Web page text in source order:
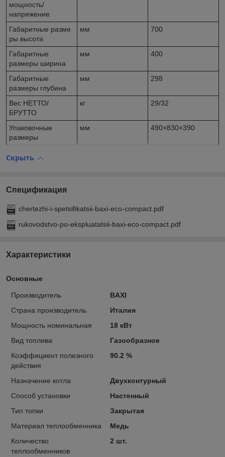
мощность/
напряжение
Габаритные разме
ры высота
мм 700
Габаритные
размеры ширина
мм 400
Габаритные
размеры глубина
мм 298
Вес НЕТТО/
БРУТТО
кг 29/32
Упаковочные
размеры
мм 490×830×390
Скрыть
Спецификация
chertezhi-i-spetsifikatsii-baxi-eco-compact.pdf
rukovodstvo-po-ekspluatatsii-baxi-eco-compact.pdf
Характеристики
Основные
Производитель
BAXI
Страна производитель
Италия
Мощность номинальная
18 кВт
Вид топлива
Газообразное
Коэффициент полезного
действия
90.2 %
Назначение котла
Двухконтурный
Способ установки
Настенный
Тип топки
Закрытая
Материал теплообменника
Медь
Количество
теплообменников
2 шт.